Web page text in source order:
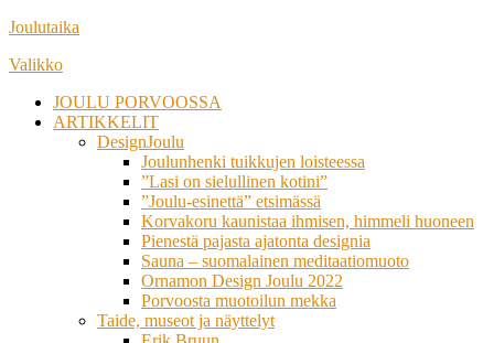
Siirry
sisältöön
Joulutaika
Valikko
JOULU PORVOOSSA
ARTIKKELIT
DesignJoulu
Joulunhenki tuikkujen loisteessa
”Lasi on sielullinen kotini”
”Joulu-esinettä” etsimässä
Korvakoru kaunistaa ihmisen, himmeli huoneen
Pienestä pajasta ajatonta designia
Sauna – suomalainen meditaatiomuoto
Ornamon Design Joulu 2022
Porvoosta muotoilun mekka
Taide, museot ja näyttelyt